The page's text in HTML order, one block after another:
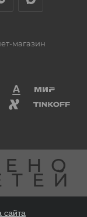
магазин
сайта